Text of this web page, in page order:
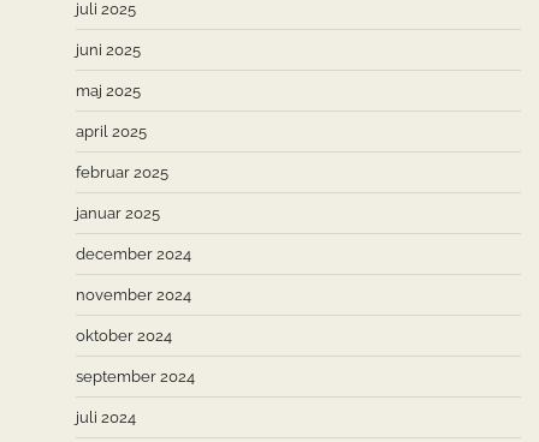
juli 2025
juni 2025
maj 2025
april 2025
februar 2025
januar 2025
december 2024
november 2024
oktober 2024
september 2024
juli 2024